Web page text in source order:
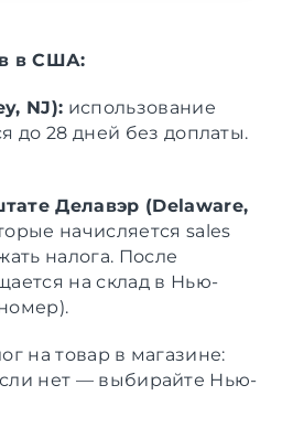
в США:
NJ): использование
до 28 дней без доплаты.
Делавэр (Delaware,
начисляется sales
налога. После
на склад в Нью-
на товар в магазине:
нет — выбирайте Нью-